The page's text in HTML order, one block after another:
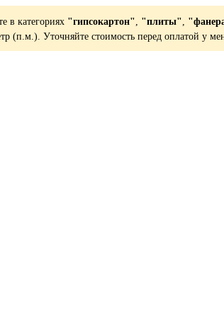
в категориях "гипсокартон", "плиты",
(п.м.). Уточняйте стоимость перед оплатой у